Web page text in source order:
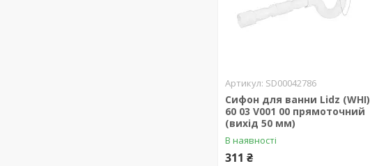
SD00042786
Сифон для ванни Lidz (WHI)
60 03 V001 00 прямоточний
(вихід 50 мм)
В наявності
311 ₴